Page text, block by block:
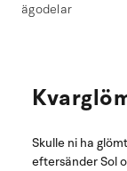
ägodelar
Skulle ni ha
eftersänder Sol